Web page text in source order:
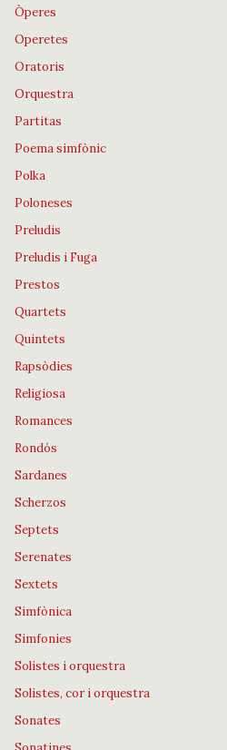
Òperes
Operetes
Oratoris
Orquestra
Partitas
Poema simfònic
Polka
Poloneses
Preludis
Preludis i Fuga
Prestos
Quartets
Quintets
Rapsòdies
Religiosa
Romances
Rondós
Sardanes
Scherzos
Septets
Serenates
Sextets
Simfònica
Simfonies
Solistes i orquestra
Solistes, cor i orquestra
Sonates